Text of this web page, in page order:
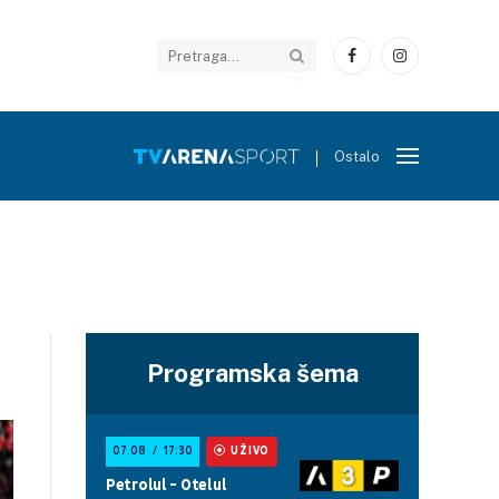
FacebookInstagram
Ostalo
Programska šema